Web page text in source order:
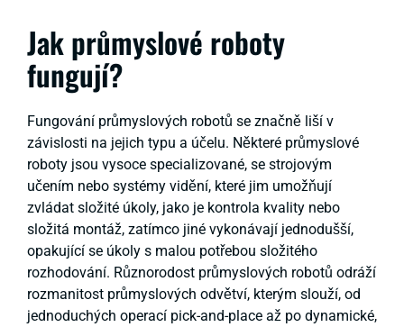
Jak průmyslové roboty
fungují?
Fungování průmyslových robotů se značně liší v
závislosti na jejich typu a účelu. Některé průmyslové
roboty jsou vysoce specializované, se strojovým
učením nebo systémy vidění, které jim umožňují
zvládat složité úkoly, jako je kontrola kvality nebo
složitá montáž, zatímco jiné vykonávají jednodušší,
opakující se úkoly s malou potřebou složitého
rozhodování. Různorodost průmyslových robotů odráží
rozmanitost průmyslových odvětví, kterým slouží, od
jednoduchých operací pick-and-place až po dynamické,